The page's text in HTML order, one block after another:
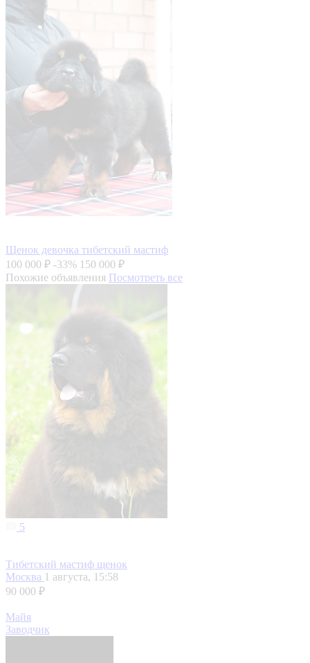
Щенок девочка тибетский мастиф
100 000 ₽ -33% 150 000 ₽
Похожие объявления Посмотреть все
5
Тибетский мастиф щенок
Москва 1 августа, 15:58
90 000 ₽
Майя
Заводчик